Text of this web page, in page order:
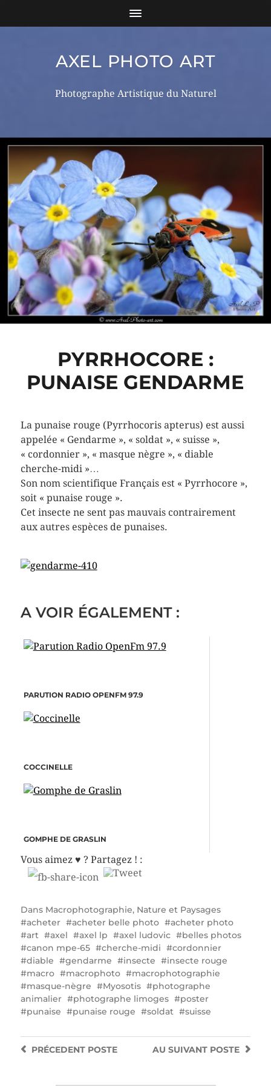
AXEL PHOTO ART
Photographe Artistique du Naturel
PYRRHOCORE :
PUNAISE GENDARME
La punaise rouge (Pyrrhocoris apterus) est aussi
appelée « Gendarme », « soldat », « suisse »,
« cordonnier », « masque nègre », « diable
cherche-midi »…
Son nom scientifique Français est « Pyrrhocore »,
soit « punaise rouge ».
Cet insecte ne sent pas mauvais contrairement
aux autres espèces de punaises.
A VOIR ÉGALEMENT :
PARUTION RADIO OPENFM 97.9
COCCINELLE
GOMPHE DE GRASLIN
Vous aimez ♥ ? Partagez ! :
Dans Macrophotographie, Nature et Paysages
acheter
acheter belle photo
acheter photo
art
axel axel lp axel ludovic
belles photos
canon mpe-65
cherche-midi
cordonnier
diable
gendarme insecte
insecte rouge
macro
macrophoto
macrophotographie
masque-nègre
Myosotis
photographe
animalier
photographe limoges
poster
punaise
punaise rouge soldat suisse
AU SUIVANT POSTE
PRÉCEDENTPOSTE